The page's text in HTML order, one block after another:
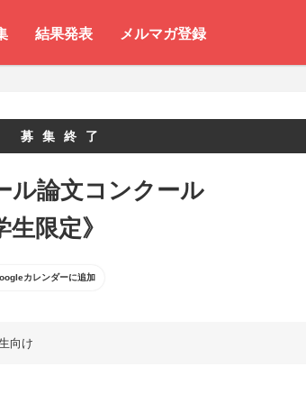
結果発表 メルマガ登録
募集終了
ル論文コンクール
限定》
カレンダーに追加
向け